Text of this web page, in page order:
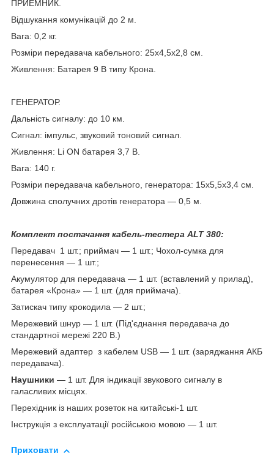
ПРИЕМНИК.
Відшукання комунікацій до 2 м.
Вага: 0,2 кг.
Розміри передавача кабельного: 25х4,5х2,8 см.
Живлення: Батарея 9 В типу Крона.
ГЕНЕРАТОР.
Дальність сигналу: до 10 км.
Сигнал: імпульс, звуковий тоновий сигнал.
Живлення: Li ON батарея 3,7 В.
Вага: 140 г.
Розміри передавача кабельного, генератора: 15х5,5х3,4 см.
Довжина сполучних дротів генератора — 0,5 м.
Комплект постачання кабель-тестера ALT 380:
Передавач 1 шт.; приймач — 1 шт.; Чохол-сумка для
перенесення — 1 шт.;
Акумулятор для передавача — 1 шт. (вставлений у прилад),
батарея «Крона» — 1 шт. (для приймача).
Затискач типу крокодила — 2 шт.;
Мережевий шнур — 1 шт. (Під'єднання передавача до
стандартної мережі 220 В.)
Мережевий адаптер з кабелем USB — 1 шт. (заряджання АКБ
передавача).
Наушники — 1 шт. Для індикації звукового сигналу в
галасливих місцях.
Перехідник із наших розеток на китайські-1 шт.
Інструкція з експлуатації російською мовою — 1 шт.
Приховати